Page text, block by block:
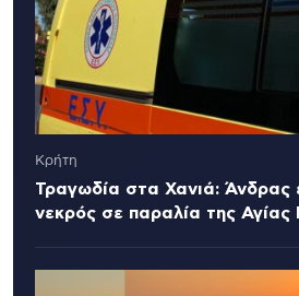
Κρήτη
Τραγωδία στα Χανιά: Άνδρας
νεκρός σε παραλία της Αγίας